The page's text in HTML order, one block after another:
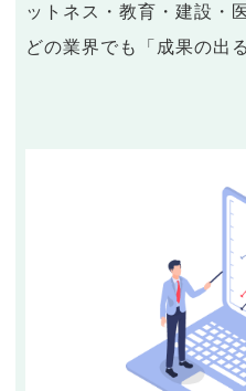
ットネス・教育・建設・
どの業界でも「成果の出